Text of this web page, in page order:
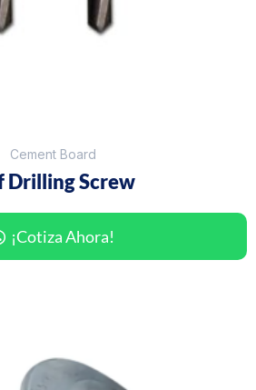
Cement Board
Drilling Screw
¡Cotiza Ahora!